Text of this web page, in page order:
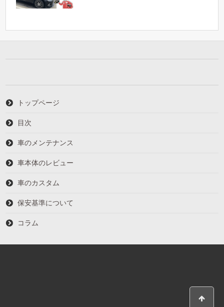
トップページ
目次
車のメンテナンス
車本体のレビュー
車のカスタム
保安基準について
コラム